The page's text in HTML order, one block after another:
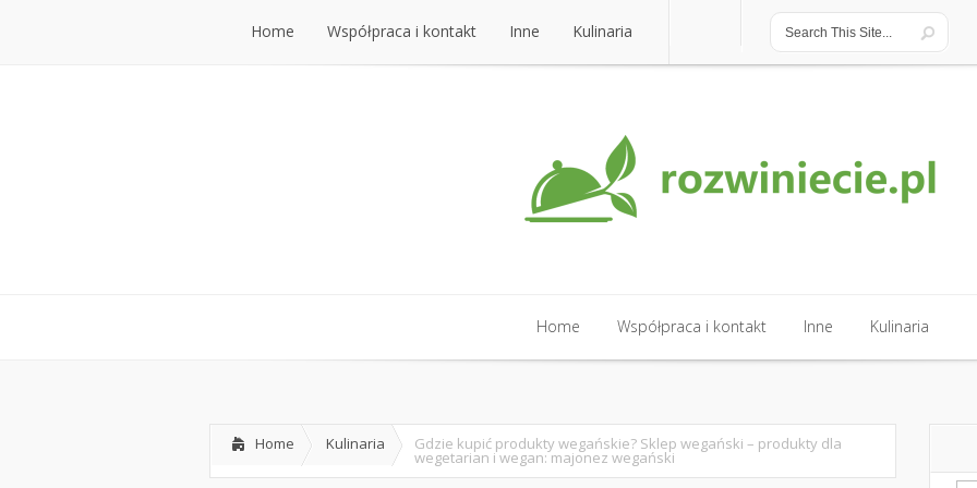
Home Współpraca i kontakt Inne Kulinaria
Home Współpraca i kontakt Inne Kulinaria
Home Kulinaria Gdzie kupić produkty wegańskie? Sklep wegański – produkty dla
wegetarian i wegan: majonez wegański